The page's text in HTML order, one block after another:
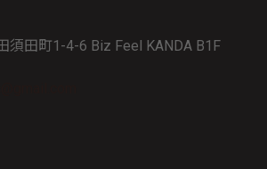
須田町1-4-6 Biz Feel KANDA B1F